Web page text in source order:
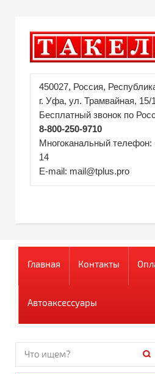
450027, Россия,
г. Уфа, ул. Трамвайная, 15/1
Бесплатный звонок по
8-800-250-9710
Многоканальный телефон:
14
E-mail: mail@tplus.pro
Главная Контакты
Автоаксессуары